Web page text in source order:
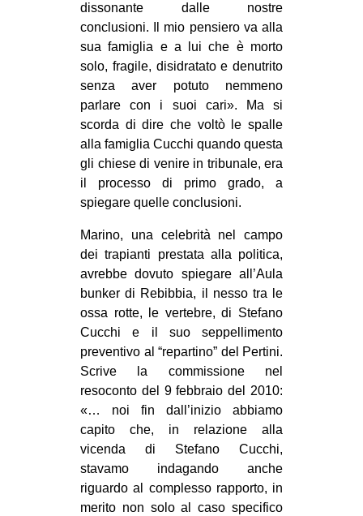
dissonante dalle nostre
conclusioni. Il mio pensiero va alla
sua famiglia e a lui che è morto
solo, fragile, disidratato e denutrito
senza aver potuto nemmeno
parlare con i suoi cari». Ma si
scorda di dire che voltò le spalle
alla famiglia Cucchi quando questa
gli chiese di venire in tribunale, era
il processo di primo grado, a
spiegare quelle conclusioni.
Marino, una celebrità nel campo
dei trapianti prestata alla politica,
avrebbe dovuto spiegare all’Aula
bunker di Rebibbia, il nesso tra le
ossa rotte, le vertebre, di Stefano
Cucchi e il suo seppellimento
preventivo al “repartino” del Pertini.
Scrive la commissione nel
resoconto del 9 febbraio del 2010:
«… noi fin dall’inizio abbiamo
capito che, in relazione alla
vicenda di Stefano Cucchi,
stavamo indagando anche
riguardo al complesso rapporto, in
merito non solo al caso specifico